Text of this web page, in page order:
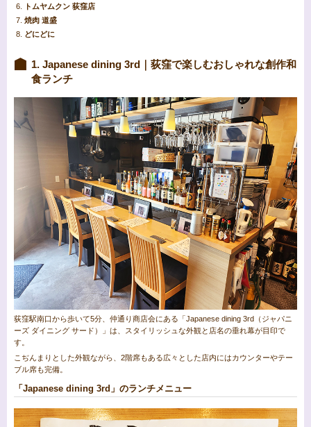
トムヤムクン 荻窪店
焼肉 道盛
どにどに
1. Japanese dining 3rd｜荻窪で楽しむおしゃれな創作和
食ランチ
荻窪駅南口から歩いて5分、仲通り商店会にある「Japanese dining 3rd（ジャパニ
ーズ ダイニング サード）」は、スタイリッシュな外観と店名の垂れ幕が目印で
す。
こぢんまりとした外観ながら、2階席もある広々とした店内にはカウンターやテー
ブル席も完備。
「Japanese dining 3rd」のランチメニュー